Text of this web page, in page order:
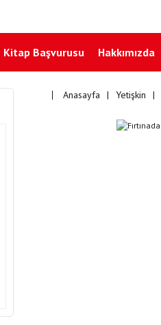
Kitap Başvurusu Hakkımızda
Anasayfa Yetişkin